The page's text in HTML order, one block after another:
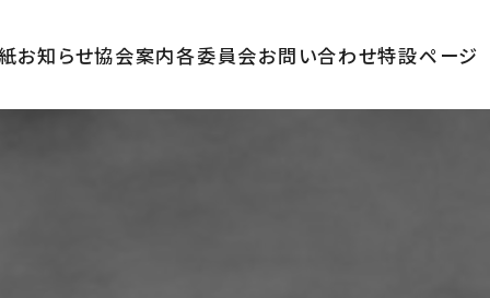
お知らせ協会案内各委員会お問い合わせ特設ページ